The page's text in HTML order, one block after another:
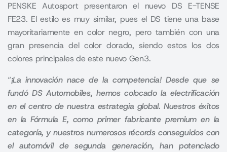
PENSKE Autosport presentaron el nuevo DS E-TENSE
FE23. El estilo es muy similar, pues el DS tiene una base
mayoritariamente en color negro, pero también con una
gran presencia del color dorado, siendo estos los dos
colores principales de este nuevo Gen3.
“¡La innovación nace de la competencia! Desde que se
fundó DS Automobiles, hemos colocado la electrificación
en el centro de nuestra estrategia global. Nuestros éxitos
en la Fórmula E, como primer fabricante premium en la
categoría, y nuestros numerosos récords conseguidos con
el automóvil de segunda generación, han potenciado